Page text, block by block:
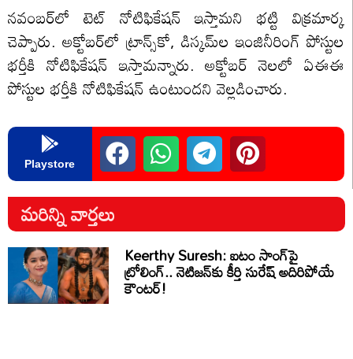
నవంబర్‌లో టెట్ నోటిఫికేషన్ ఇస్తామని భట్టి విక్రమార్క
చెప్పారు. అక్టోబర్‌లో ట్రాన్స్‌కో, డిస్కమ్‌ల ఇంజినీరింగ్ పోస్టుల
భర్తీకి నోటిఫికేషన్ ఇస్తామన్నారు. అక్టోబర్ నెలలో ఏఈఈ
పోస్టుల భర్తీకి నోటిఫికేషన్ ఉంటుందని వెల్లడించారు.
Playstore
మరిన్ని వార్తలు
Keerthy Suresh: ఐటం సాంగ్‌పై
ట్రోలింగ్.. నెటిజన్‌కు కీర్తి సురేష్ అదిరిపోయే
కౌంటర్!